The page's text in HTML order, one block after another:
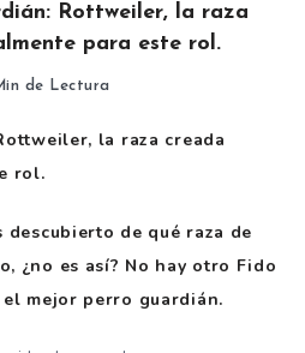
Rottweiler, la raza
para este rol.
de Lectura
la raza creada
rol.
descubierto de qué raza de
¿no es así? No hay otro Fido
mejor perro guardián.